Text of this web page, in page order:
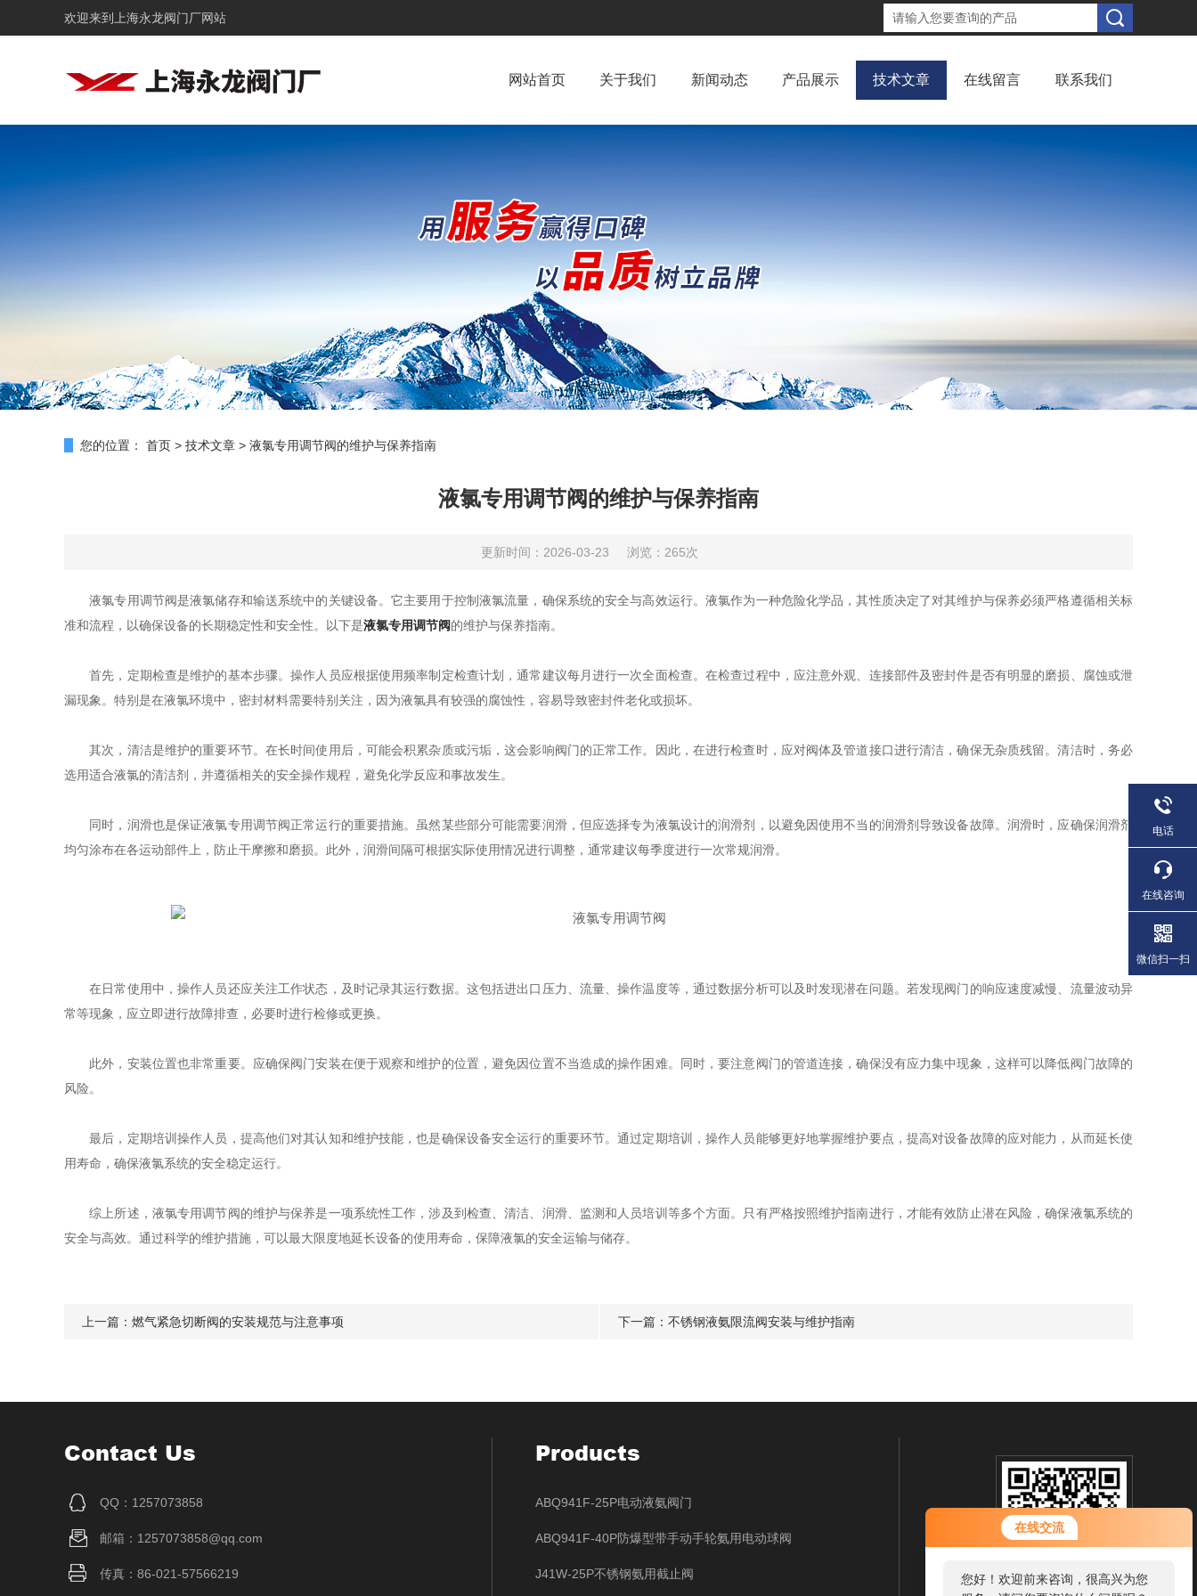
在线交流
您好！欢迎前来咨询，很高兴为您
欢迎来到 上海永龙阀门厂网站
网站首页 关于我们 新闻动态 产品展示 技术文章 在线留言 联系我们
您的位置： 首页 > 技术文章 > 液氯专用调节阀的维护与保养指南
液氯专用调节阀的维护与保养指南
更新时间：2026-03-23 浏览：265次
液氯专用调节阀是液氯储存和输送系统中的关键设备。它主要用于控制液氯流量，确保系统的安全与高效运行。液氯作为一种危险化学品，其性质决定了对其维护与保养必须严格遵循相关标
准和流程，以确保设备的长期稳定性和安全性。以下是液氯专用调节阀的维护与保养指南。
首先，定期检查是维护的基本步骤。操作人员应根据使用频率制定检查计划，通常建议每月进行一次全面检查。在检查过程中，应注意外观、连接部件及密封件是否有明显的磨损、腐蚀或泄
漏现象。特别是在液氯环境中，密封材料需要特别关注，因为液氯具有较强的腐蚀性，容易导致密封件老化或损坏。
其次，清洁是维护的重要环节。在长时间使用后，可能会积累杂质或污垢，这会影响阀门的正常工作。因此，在进行检查时，应对阀体及管道接口进行清洁，确保无杂质残留。清洁时，务必
选用适合液氯的清洁剂，并遵循相关的安全操作规程，避免化学反应和事故发生。
同时，润滑也是保证液氯专用调节阀正常运行的重要措施。虽然某些部分可能需要润滑，但应选择专为液氯设计的润滑剂，以避免因使用不当的润滑剂导致设备故障。润滑时，应确保润滑剂
均匀涂布在各运动部件上，防止干摩擦和磨损。此外，润滑间隔可根据实际使用情况进行调整，通常建议每季度进行一次常规润滑。
在日常使用中，操作人员还应关注工作状态，及时记录其运行数据。这包括进出口压力、流量、操作温度等，通过数据分析可以及时发现潜在问题。若发现阀门的响应速度减慢、流量波动异
常等现象，应立即进行故障排查，必要时进行检修或更换。
此外，安装位置也非常重要。应确保阀门安装在便于观察和维护的位置，避免因位置不当造成的操作困难。同时，要注意阀门的管道连接，确保没有应力集中现象，这样可以降低阀门故障的
风险。
最后，定期培训操作人员，提高他们对其认知和维护技能，也是确保设备安全运行的重要环节。通过定期培训，操作人员能够更好地掌握维护要点，提高对设备故障的应对能力，从而延长使
用寿命，确保液氯系统的安全稳定运行。
综上所述，液氯专用调节阀的维护与保养是一项系统性工作，涉及到检查、清洁、润滑、监测和人员培训等多个方面。只有严格按照维护指南进行，才能有效防止潜在风险，确保液氯系统的
安全与高效。通过科学的维护措施，可以最大限度地延长设备的使用寿命，保障液氯的安全运输与储存。
上一篇： 燃气紧急切断阀的安装规范与注意事项 下一篇： 不锈钢液氨限流阀安装与维护指南
Contact Us
QQ：1257073858
邮箱：1257073858@qq.com
传真：86-021-57566219
Products
ABQ941F-25P电动液氨阀门
ABQ941F-40P防爆型带手动手轮氨用电动球阀
J41W-25P不锈钢氨用截止阀
电话
在线咨询
微信扫一扫